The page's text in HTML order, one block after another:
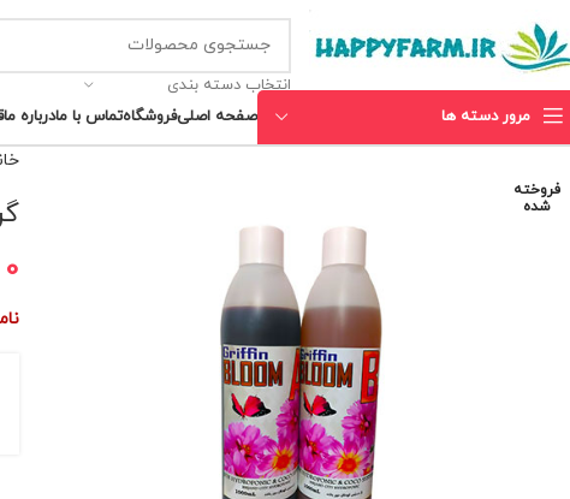
انتخاب دسته بندی
مرور دسته ها صفحه اصلیفروشگاهتماس با مادرباره ما
فروخته
شده
0